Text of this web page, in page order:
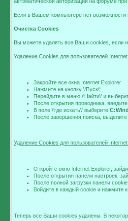
Если в Вашем компьютере нет возможности
Очистка Cookies
Вы можете удалять все Ваши cookies, если
Удаление Cookies для пользователей
Закройте все окна Internet Explorer
Нажмите на кнопку \'Пуск\'
Перейдите в меню \'Найти\' и
После открытия проводника,
В поле \'где искать\' выберите
После завершения поиска,
Удаление Cookies для пользователей
Откройте окно Internet Explorer,
После открытия панели настроек,
После полной загрузки панели
Войдите в каждый cookie и нажмите
Теперь все Ваши cookies удалены. В